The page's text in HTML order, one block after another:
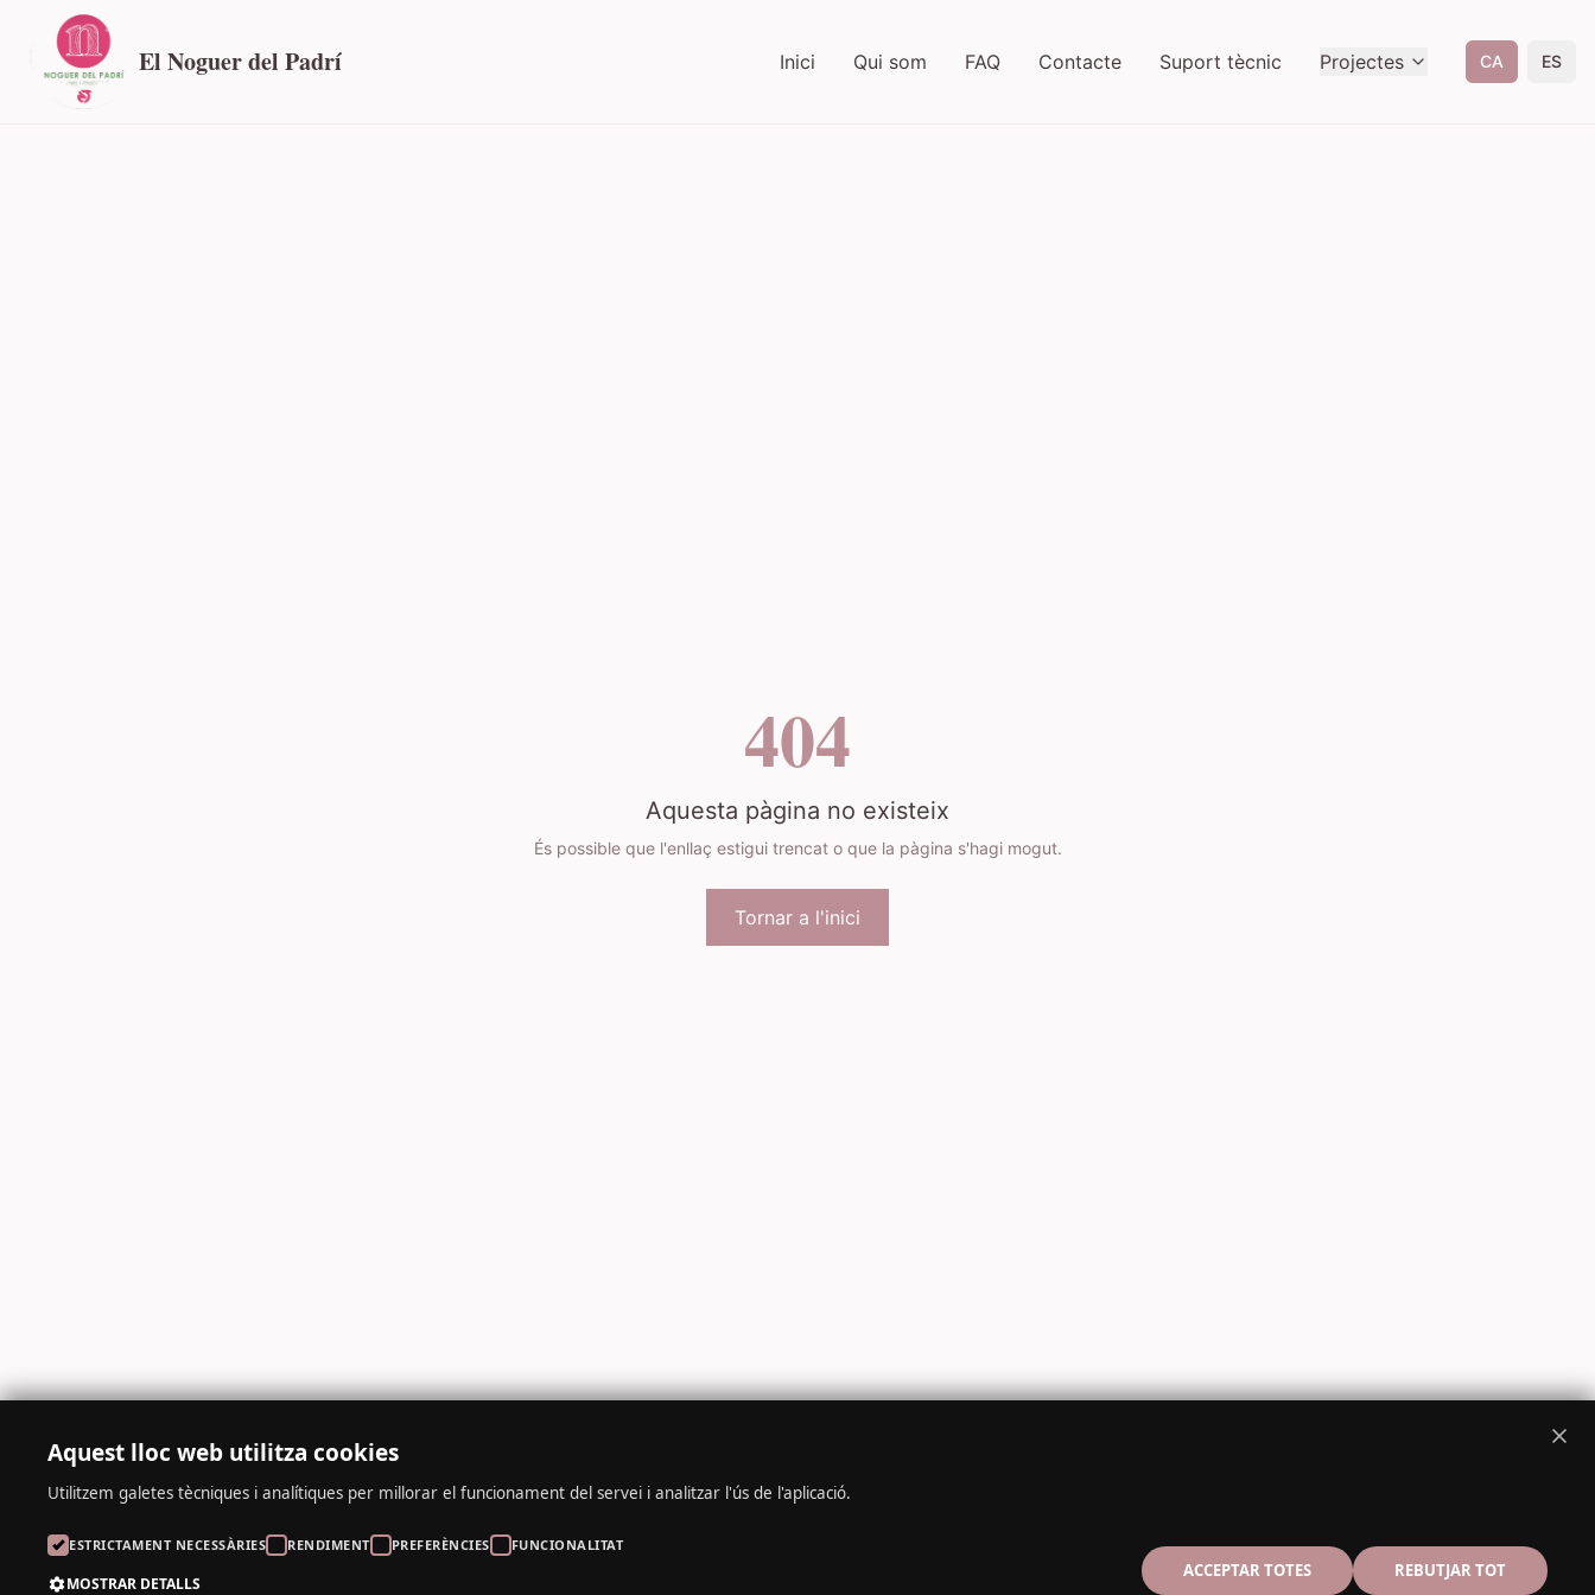
El Noguer del Padrí Inici Qui som FAQ Contacte Suport tècnic Projectes CA ES
404
Aquesta pàgina no existeix
És possible que l'enllaç estigui trencat o que la pàgina s'hagi mogut.
Tornar a l'inici
Aquest lloc web utilitza cookies
Utilitzem galetes tècniques i analítiques per millorar el funcionament del servei i analitzar l'ús de l'aplicació.
ESTRICTAMENT NECESSÀRIES RENDIMENT PREFERÈNCIES FUNCIONALITAT
MOSTRAR DETALLS
ACCEPTAR TOTES REBUTJAR TOT